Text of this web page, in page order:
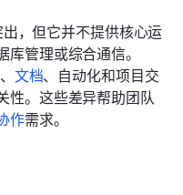
，但它并不提供核心运
管理或综合通信。
文档、自动化和项目交
性。这些差异帮助团队
作需求。